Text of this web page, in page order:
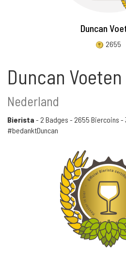
Duncan
2655
Duncan Voeten
Nederland
Bierista - 2 Badges - 2655 Biercoins -
#bedanktDuncan